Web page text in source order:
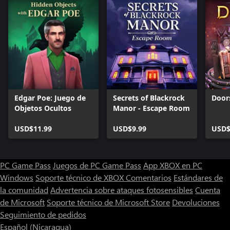
Edgar Poe: Juego de
Objetos Ocultos
USD$11.99
Secrets of Blackrock
Manor - Escape Room
USD$9.99
PC Game Pass Juegos de PC Game Pass App XBOX en PC
Windows Soporte técnico de XBOXComentarios Estándares de
la comunidad Advertencia sobre ataques fotosensibles Cuenta
de Microsoft Soporte técnico de Microsoft Store Devoluciones
Seguimiento de pedidos
Español (Nicaragua)